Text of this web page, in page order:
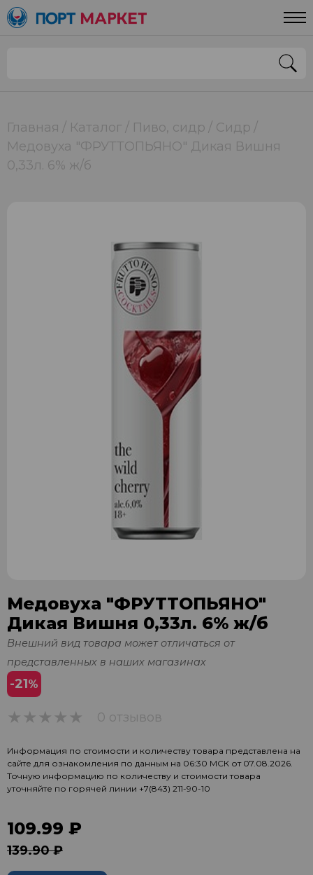
Главная Каталог Пиво, сидр
Сидр
Медовуха "ФРУТТОПЬЯНО" Дикая Вишня
0,33л. 6% ж/б
Медовуха "ФРУТТОПЬЯНО"
Дикая Вишня 0,33л. 6% ж/б
Внешний вид товара может отличаться от
представленных в наших магазинах
-21%
0 отзывов
Информация по стоимости и количеству товара представлена на
сайте для ознакомления по данным на 06:30 МСК от 07.08.2026.
Точную информацию по количеству и стоимости товара
уточняйте по горячей линии +7(843) 211-90-10
109.99 ₽
139.90 ₽